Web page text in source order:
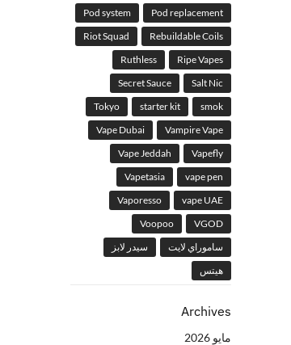
Pod replacement
Pod system
Rebuildable Coils
Riot Squad
Ripe Vapes
Ruthless
Salt Nic
Secret Sauce
smok
starter kit
Tokyo
Vampire Vape
Vape Dubai
Vapefly
Vape Jeddah
vape pen
Vapetasia
vape UAE
Vaporesso
VGOD
Voopoo
ساموراي لايت
سيدر لابز
هيتس
Archives
مايو 2026